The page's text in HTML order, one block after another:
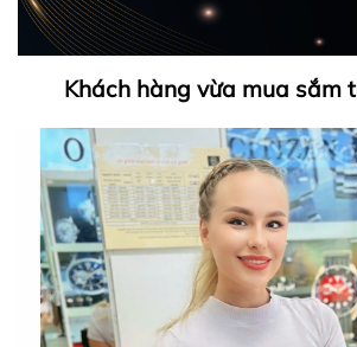
Khách hàng vừa mua sắm